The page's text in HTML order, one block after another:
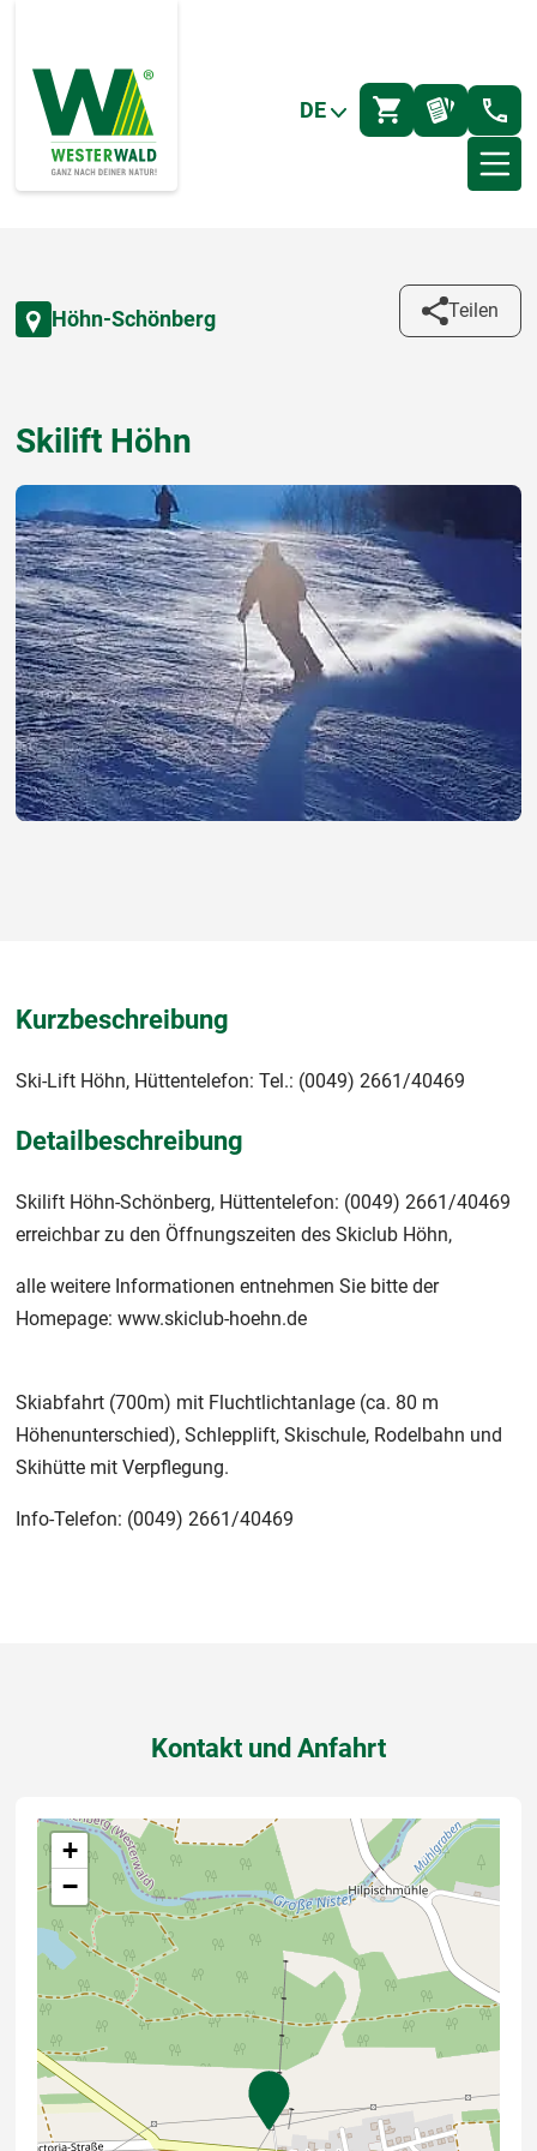
DE
Höhn-Schönberg Teilen
Skilift Höhn
Kurzbeschreibung
Ski-Lift Höhn, Hüttentelefon: Tel.: (0049) 2661/40469
Detailbeschreibung
Skilift Höhn-Schönberg, Hüttentelefon: (0049) 2661/40469
erreichbar zu den Öffnungszeiten des Skiclub Höhn,
alle weitere Informationen entnehmen Sie bitte der
Homepage: www.skiclub-hoehn.de
Skiabfahrt (700m) mit Fluchtlichtanlage (ca. 80 m
Höhenunterschied), Schlepplift, Skischule, Rodelbahn und
Skihütte mit Verpflegung.
Info-Telefon: (0049) 2661/40469
Kontakt und Anfahrt
+
−